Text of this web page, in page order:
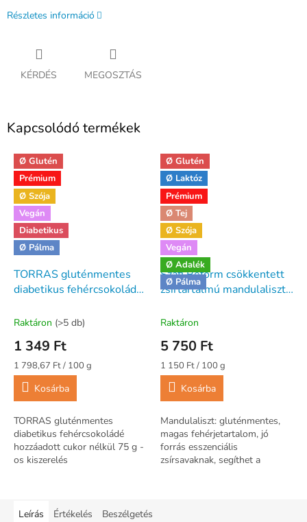
Részletes információ
KÉRDÉS MEGOSZTÁS
Kapcsolódó termékek
Ø Glutén
Prémium
Ø Szója
Vegán
Diabetikus
Ø Pálma
TORRAS gluténmentes
diabetikus fehércsokoládé
g
Raktáron (>5 db)
1 349 Ft
Egységár:
1 798,67 Ft / 100 g
Kosárba
TORRAS gluténmentes
diabetikus fehércsokoládé
hozzáadott cukor nélkül 75 g -
os kiszerelés
Ø Glutén
Ø Laktóz
Prémium
Ø Tej
Ø Szója
Vegán
Ø Adalék
Ø Pálma
Szafi Reform csökkentett
zsírtartalmú mandulaliszt
Raktáron
5 750 Ft
Egységár:
1 150 Ft / 100 g
Kosárba
Mandulaliszt: gluténmentes,
magas fehérjetartalom, jó
forrás esszenciális
zsírsavaknak, segíthet a
Leírás
Értékelés Beszélgetés